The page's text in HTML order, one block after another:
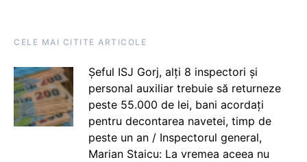
CELE MAI CITITE ARTICOLE
Șeful ISJ Gorj, alți 8 inspectori și
personal auxiliar trebuie să returneze
peste 55.000 de lei, bani acordați
pentru decontarea navetei, timp de
peste un an / Inspectorul general,
Marian Staicu: La vremea aceea nu